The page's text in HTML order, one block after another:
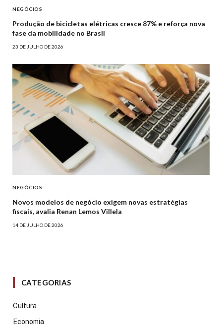
NEGÓCIOS
Produção de bicicletas elétricas cresce 87% e reforça nova
fase da mobilidade no Brasil
23 DE JULHO DE 2026
NEGÓCIOS
Novos modelos de negócio exigem novas estratégias
fiscais, avalia Renan Lemos Villela
14 DE JULHO DE 2026
CATEGORIAS
Cultura
Economia